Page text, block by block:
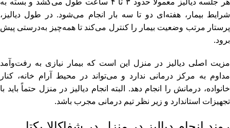
هر جلسه دیالیز معمولاً حدود ۳ تا ۴ ساعت طول می‌کشد و بسته به
شرایط بیمار، هفته‌ای دو تا سه بار انجام می‌شود. در طول دیالیز،
پرستار مرتب وضعیت بیمار را کنترل می‌کند تا همه‌چیز به‌درستی پیش
برود.
مزیت اصلی دیالیز در منزل این است که بیمار نیازی به رفت‌وآمد
مداوم به مرکز درمانی ندارد و می‌تواند در محیط آرام خانه، کنار
خانواده، درمانش را انجام دهد. البته انجام دیالیز در منزل حتماً باید با
تجهیزات استاندارد و زیر نظر تیم درمانی مجرب باشد.